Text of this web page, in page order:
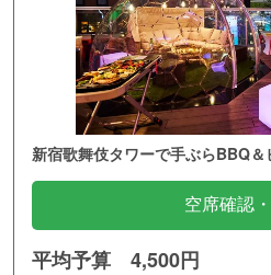
新宿歌舞伎タワーで手ぶらBBQ＆
空席確認
平均予算 4,500円